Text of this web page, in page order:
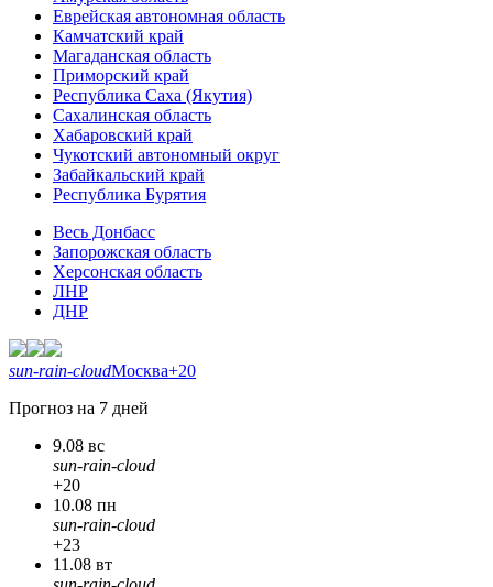
Еврейская автономная область
Камчатский край
Магаданская область
Приморский край
Республика Саха (Якутия)
Сахалинская область
Хабаровский край
Чукотский автономный округ
Забайкальский край
Республика Бурятия
Весь Донбасс
Запорожская область
Херсонская область
ЛНР
ДНР
sun-rain-cloudМосква+20
Прогноз на 7 дней
9.08 вс
sun-rain-cloud
+20
10.08 пн
sun-rain-cloud
+23
11.08 вт